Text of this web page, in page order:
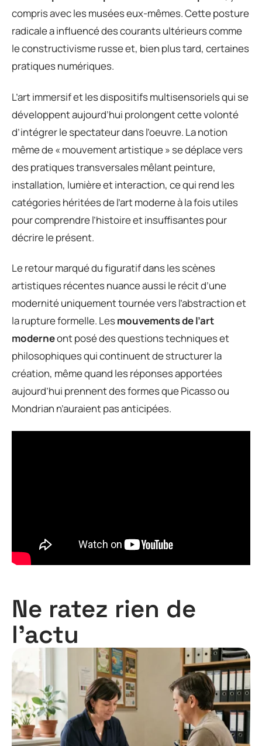
compris avec les musées eux-mêmes. Cette posture
radicale a influencé des courants ultérieurs comme
le constructivisme russe et, bien plus tard, certaines
pratiques numériques.
L’art immersif et les dispositifs multisensoriels qui se
développent aujourd’hui prolongent cette volonté
d’intégrer le spectateur dans l’oeuvre. La notion
même de « mouvement artistique » se déplace vers
des pratiques transversales mêlant peinture,
installation, lumière et interaction, ce qui rend les
catégories héritées de l’art moderne à la fois utiles
pour comprendre l’histoire et insuffisantes pour
décrire le présent.
Le retour marqué du figuratif dans les scènes
artistiques récentes nuance aussi le récit d’une
modernité uniquement tournée vers l’abstraction et
la rupture formelle. Lesmouvements de l’art
moderneont posé des questions techniques et
philosophiques qui continuent de structurer la
création, même quand les réponses apportées
aujourd’hui prennent des formes que Picasso ou
Mondrian n’auraient pas anticipées.
Ne ratez rien de
l'actu